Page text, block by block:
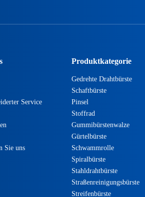
Service
Sie uns
Produktkategorie
Gedrehte Drahtbürste
Schaftbürste
Pinsel
Stoffrad
Gummibürstenwalze
Gürtelbürste
Schwammrolle
Spiralbürste
Stahldrahtbürste
Straßenreinigungsbürste
Streifenbürste